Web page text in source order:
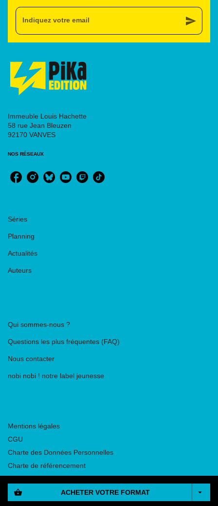
shopping_basket ACHETER VOTRE FORMAT arrow_drop_down
Indiquez votre email send
Immeuble Louis Hachette
58 rue Jean Bleuzen
92170 VANVES
NOS RÉSEAUX
Séries
Planning
Actualités
Auteurs
Qui sommes-nous ?
Questions les plus fréquentes (FAQ)
Nous contacter
nobi nobi ! notre label jeunesse
Mentions légales
CGU
Charte des Données Personnelles
Charte de référencement